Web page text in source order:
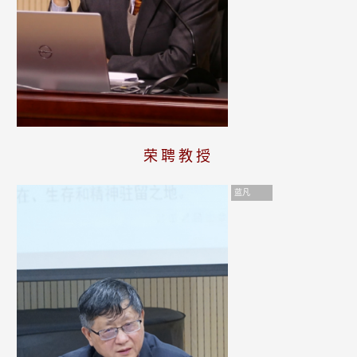
荣聘教授
蓝凡